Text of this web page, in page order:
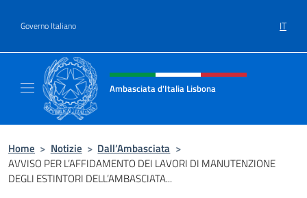
Governo Italiano IT
Intestazione sito, social e menù
Ambasciata d'Italia Lisbona
Home > Notizie > Dall’Ambasciata >
AVVISO PER L’AFFIDAMENTO DEI LAVORI DI MANUTENZIONE
DEGLI ESTINTORI DELL’AMBASCIATA...